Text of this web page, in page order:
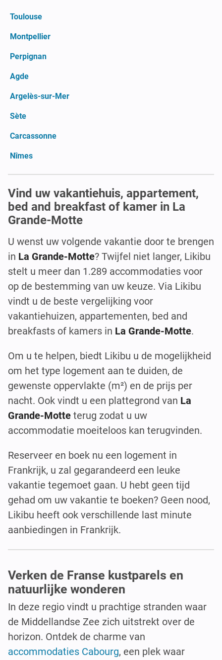
Toulouse
Montpellier
Perpignan
Agde
Argelès-sur-Mer
Sète
Carcassonne
Nîmes
Vind uw vakantiehuis, appartement,
bed and breakfast of kamer in La
Grande-Motte
U wenst uw volgende vakantie door te brengen
in La Grande-Motte? Twijfel niet langer, Likibu
stelt u meer dan 1.289 accommodaties voor
op de bestemming van uw keuze. Via Likibu
vindt u de beste vergelijking voor
vakantiehuizen, appartementen, bed and
breakfasts of kamers in La Grande-Motte.
Om u te helpen, biedt Likibu u de mogelijkheid
om het type logement aan te duiden, de
gewenste oppervlakte (m²) en de prijs per
nacht. Ook vindt u een plattegrond van La
Grande-Motte terug zodat u uw
accommodatie moeiteloos kan terugvinden.
Reserveer en boek nu een logement in
Frankrijk, u zal gegarandeerd een leuke
vakantie tegemoet gaan. U hebt geen tijd
gehad om uw vakantie te boeken? Geen nood,
Likibu heeft ook verschillende last minute
aanbiedingen in Frankrijk.
Verken de Franse kustparels en
natuurlijke wonderen
In deze regio vindt u prachtige stranden waar
de Middellandse Zee zich uitstrekt over de
horizon. Ontdek de charme van
accommodaties Cabourg, een plek waar